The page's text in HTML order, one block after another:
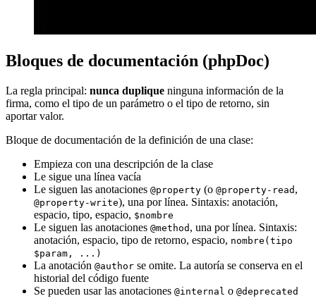
Bloques de documentación (phpDoc)
La regla principal: nunca duplique ninguna información de la
firma, como el tipo de un parámetro o el tipo de retorno, sin
aportar valor.
Bloque de documentación de la definición de una clase:
Empieza con una descripción de la clase
Le sigue una línea vacía
Le siguen las anotaciones @property (o @property-read ,
@property-write), una por línea. Sintaxis: anotación,
espacio, tipo, espacio, $nombre
Le siguen las anotaciones @method , una por línea. Sintaxis:
anotación, espacio, tipo de retorno, espacio, nombre(tipo
$param, ...)
La anotación @author se omite. La autoría se conserva en el
historial del código fuente
Se pueden usar las anotaciones @internal o @deprecated